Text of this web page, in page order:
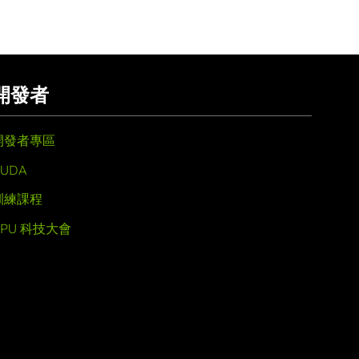
發者
發者專區
練課程
科技大會